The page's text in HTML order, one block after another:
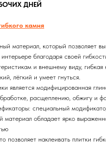
ДНЕЙ
камня
материал, который позволяет
благодаря своей
и внешнему виду,
лёгкий и умеет гнуться.
является модифицированная
расщеплению, обжигу и
специальный
материал обладает ярко
позволяет наклеивать плитки